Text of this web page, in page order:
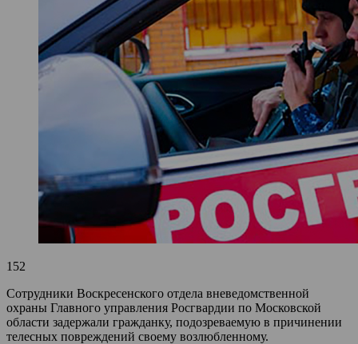
152
Сотрудники Воскресенского отдела вневедомственной
охраны Главного управления Росгвардии по Московской
области задержали гражданку, подозреваемую в причинении
телесных повреждений своему возлюбленному.